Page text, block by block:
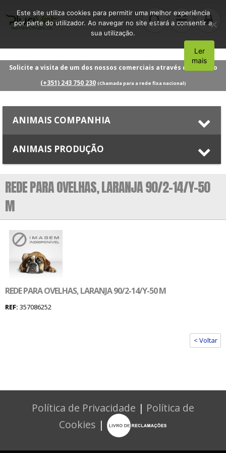
Solicite a visita de um dos nossos comerciais através do número
(+351) 243 750 230 (Chamada para a rede fixa nacional)
ANIMAIS COMPANHIA
ANIMAIS PRODUÇÃO
REDE PARA OVELHAS, LARANJA 90/2-14/Y-50
M
REDE PARA OVELHAS, LARANJA 90/2-14/Y-50 M
REF: 357086252
< Voltar
Política de Privacidade | Política de
Cookies |
Este site utiliza cookies para permitir uma melhor experiência
por parte do utilizador. Ao navegar no site estará a consentir a
sua utilização.
Aceito
Ler
mais